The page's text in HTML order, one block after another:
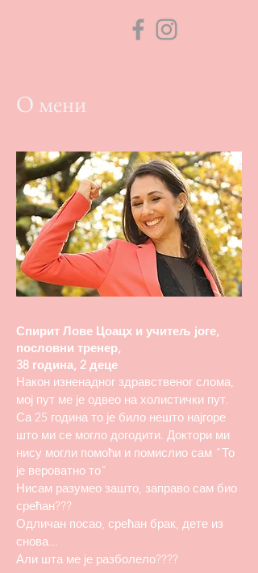
О мени
Спирит Лове Цоацх и учитељ јоге,
пословни тренер,
38 година, 2 деце
Након изненадног здравственог слома,
мој пут ме је одвео на холистички пут.
Са 25 година то је било нешто најгоре
што ми се могло догодити. Доктори ми
нису могли помоћи и помислио сам "То
је вероватно то"
Нисам разумео зашто, заправо сам био
срећан???
Одличан посао, срећан брак, дете из
снова...
Али шта ме је разболело????